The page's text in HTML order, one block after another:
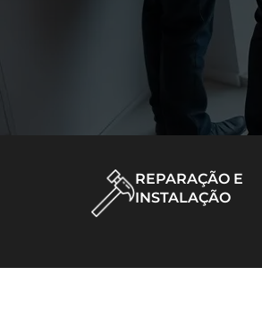
REPARAÇÃO E
INSTALAÇÃO